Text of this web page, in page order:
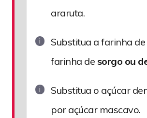
araruta.
Substitua a farinha
farinha de sorgo ou
Substitua o açúcar
por açúcar mascavo.